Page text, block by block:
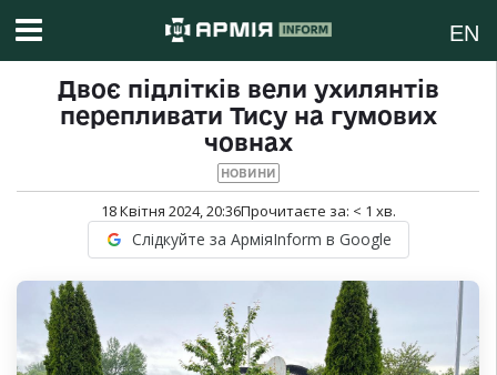
EN
Двоє підлітків вели ухилянтів
перепливати Тису на гумових
човнах
НОВИНИ
18 Квітня 2024, 20:36Прочитаєте за: < 1 хв.
Слідкуйте за АрміяInform в Google